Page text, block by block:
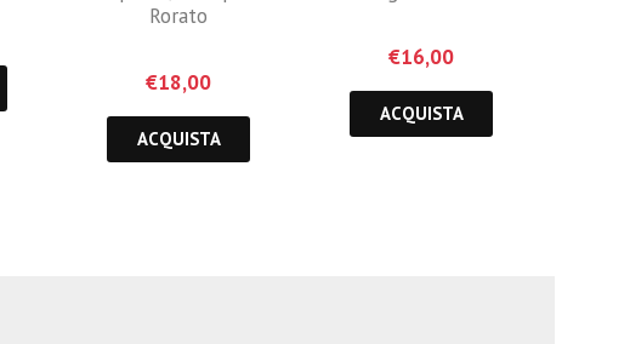
Rorato
€18,00
ACQUISTA
€16,00
ACQUISTA